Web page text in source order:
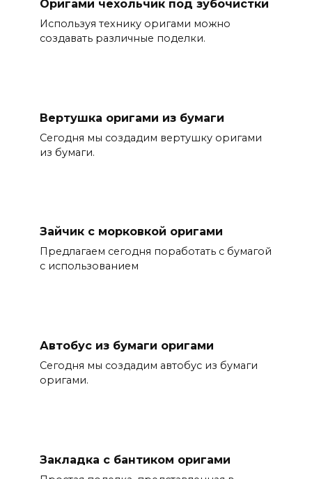
Оригами чехольчик под зубочистки
Используя технику оригами можно
создавать различные поделки.
Вертушка оригами из бумаги
Сегодня мы создадим вертушку оригами
из бумаги.
Зайчик с морковкой оригами
Предлагаем сегодня поработать с бумагой
с использованием
Автобус из бумаги оригами
Сегодня мы создадим автобус из бумаги
оригами.
Закладка с бантиком оригами